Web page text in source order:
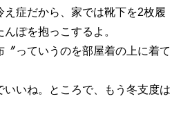
え症だから、家では靴下を2枚履
ぽを抱っこするよ。
〞っていうのを部屋着の上に着て
いいね。ところで、もう冬支度は